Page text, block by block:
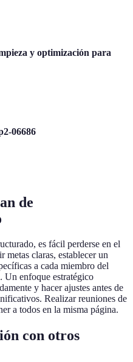
y optimización para
06686
de
es fácil perderse en el
metas claras, establecer un
a cada miembro del
Un enfoque estratégico
y hacer ajustes antes de
Realizar reuniones de
a todos en la misma página.
con otros